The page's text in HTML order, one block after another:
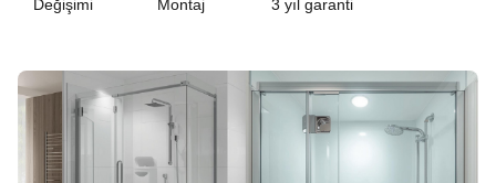
Değişimi Montaj 3 yıl garanti